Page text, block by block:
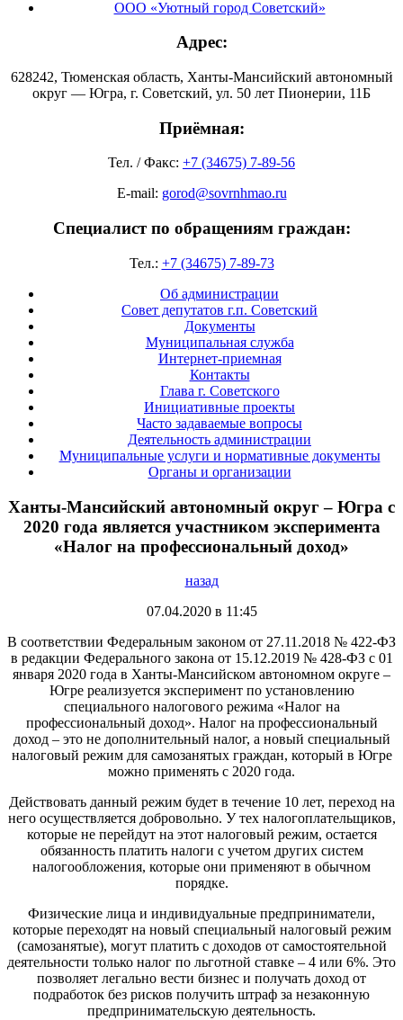
ООО «Уютный город Советский»
Адрес:
628242, Тюменская область, Ханты-Мансийский автономный
округ — Югра, г. Советский, ул. 50 лет Пионерии, 11Б
Приёмная:
Тел. / Факс: +7 (34675) 7-89-56
E-mail: gorod@sovrnhmao.ru
Специалист по обращениям граждан:
Тел.: +7 (34675) 7-89-73
Об администрации
Совет депутатов г.п. Советский
Документы
Муниципальная служба
Интернет-приемная
Контакты
Глава г. Советского
Инициативные проекты
Часто задаваемые вопросы
Деятельность администрации
Муниципальные услуги и нормативные документы
Органы и организации
Ханты-Мансийский автономный округ – Югра с
2020 года является участником эксперимента
«Налог на профессиональный доход»
назад
07.04.2020 в 11:45
В соответствии Федеральным законом от 27.11.2018 № 422-ФЗ
в редакции Федерального закона от 15.12.2019 № 428-ФЗ с 01
января 2020 года в Ханты-Мансийском автономном округе –
Югре реализуется эксперимент по установлению
специального налогового режима «Налог на
профессиональный доход». Налог на профессиональный
доход – это не дополнительный налог, а новый специальный
налоговый режим для самозанятых граждан, который в Югре
можно применять с 2020 года.
Действовать данный режим будет в течение 10 лет, переход на
него осуществляется добровольно. У тех налогоплательщиков,
которые не перейдут на этот налоговый режим, остается
обязанность платить налоги с учетом других систем
налогообложения, которые они применяют в обычном
порядке.
Физические лица и индивидуальные предприниматели,
которые переходят на новый специальный налоговый режим
(самозанятые), могут платить с доходов от самостоятельной
деятельности только налог по льготной ставке – 4 или 6%. Это
позволяет легально вести бизнес и получать доход от
подработок без рисков получить штраф за незаконную
предпринимательскую деятельность.